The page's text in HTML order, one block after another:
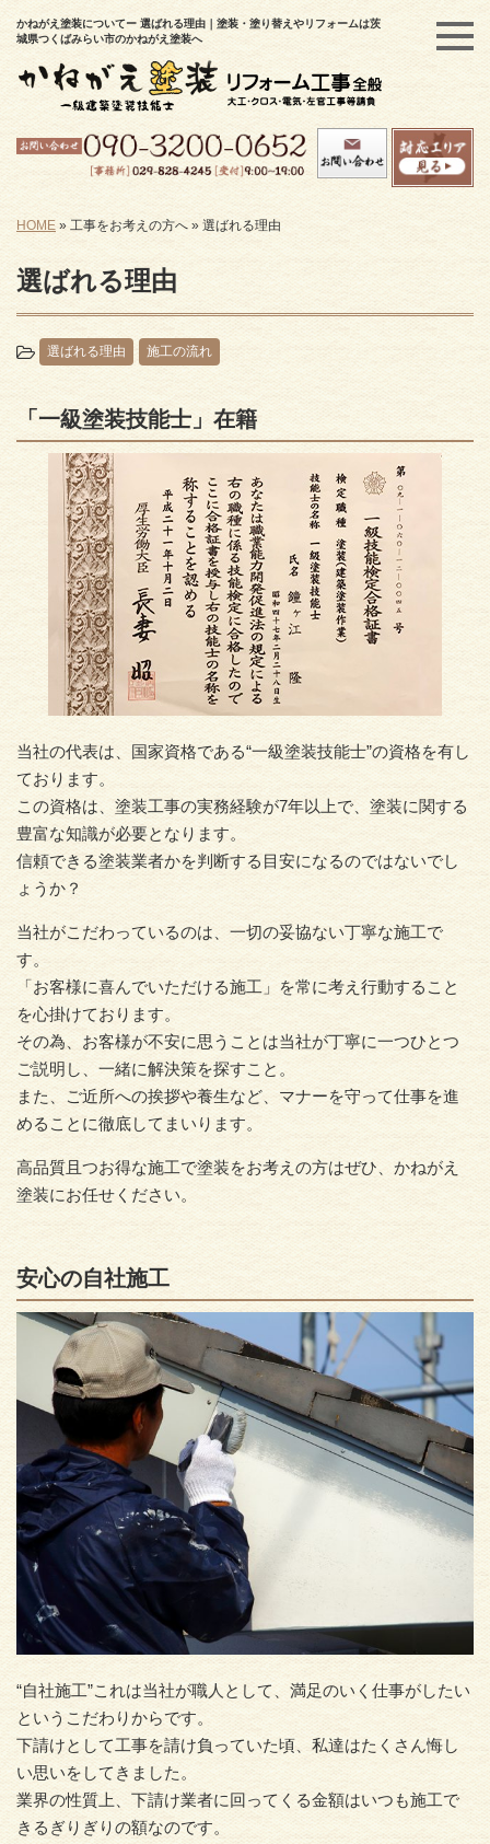
かねがえ塗装についてー 選ばれる理由｜塗装・塗り替えやリフォームは茨
城県つくばみらい市のかねがえ塗装へ
HOME » 工事をお考えの方へ » 選ばれる理由
選ばれる理由
選ばれる理由 施工の流れ
「一級塗装技能士」在籍
当社の代表は、国家資格である“一級塗装技能士”の資格を有し
ております。
この資格は、塗装工事の実務経験が7年以上で、塗装に関する
豊富な知識が必要となります。
信頼できる塗装業者かを判断する目安になるのではないでし
ょうか？
当社がこだわっているのは、一切の妥協ない丁寧な施工で
す。
「お客様に喜んでいただける施工」を常に考え行動すること
を心掛けております。
その為、お客様が不安に思うことは当社が丁寧に一つひとつ
ご説明し、一緒に解決策を探すこと。
また、ご近所への挨拶や養生など、マナーを守って仕事を進
めることに徹底してまいります。
高品質且つお得な施工で塗装をお考えの方はぜひ、かねがえ
塗装にお任せください。
安心の自社施工
“自社施工”これは当社が職人として、満足のいく仕事がしたい
というこだわりからです。
下請けとして工事を請け負っていた頃、私達はたくさん悔し
い思いをしてきました。
業界の性質上、下請け業者に回ってくる金額はいつも施工で
きるぎりぎりの額なのです。